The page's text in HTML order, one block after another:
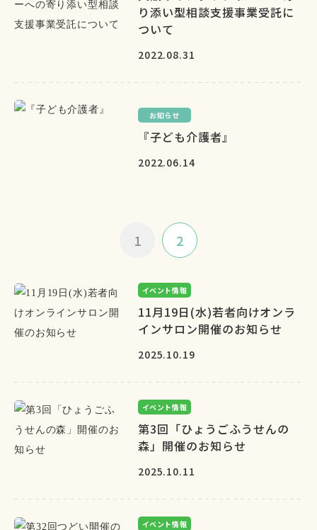
り添い型相談支援事業受託に
ついて
2022.08.31
お知らせ
『子ども介護者』
2022.06.14
1 2
イベント情報
11月19日(水)若者向けオンラ
インサロン開催のお知らせ
2025.10.19
イベント情報
第3回「ひょうごふうせんの
森」開催のお知らせ
2025.10.11
イベント情報